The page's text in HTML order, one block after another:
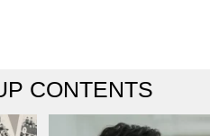
CONTENTS